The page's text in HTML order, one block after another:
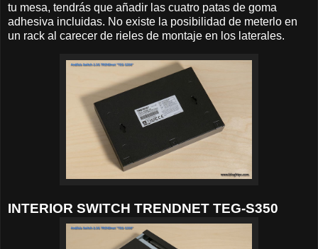
tu mesa, tendrás que añadir las cuatro patas de goma
adhesiva incluidas. No existe la posibilidad de meterlo en
un rack al carecer de rieles de montaje en los laterales.
INTERIOR SWITCH TRENDNET TEG-S350